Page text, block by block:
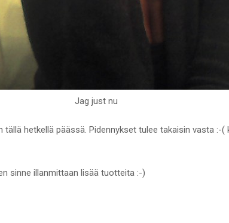
Jag just nu
hetkellä päässä. Pidennykset tulee takaisin vasta :-(
sinne illanmittaan lisää tuotteita :-)